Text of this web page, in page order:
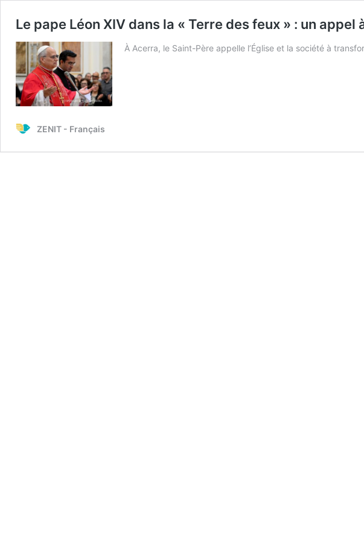
Le pape Léon XIV dans la « Terre des feux » : un appel
À Acerra, le Saint-Père appelle l’Église et la société à
ZENIT - Français